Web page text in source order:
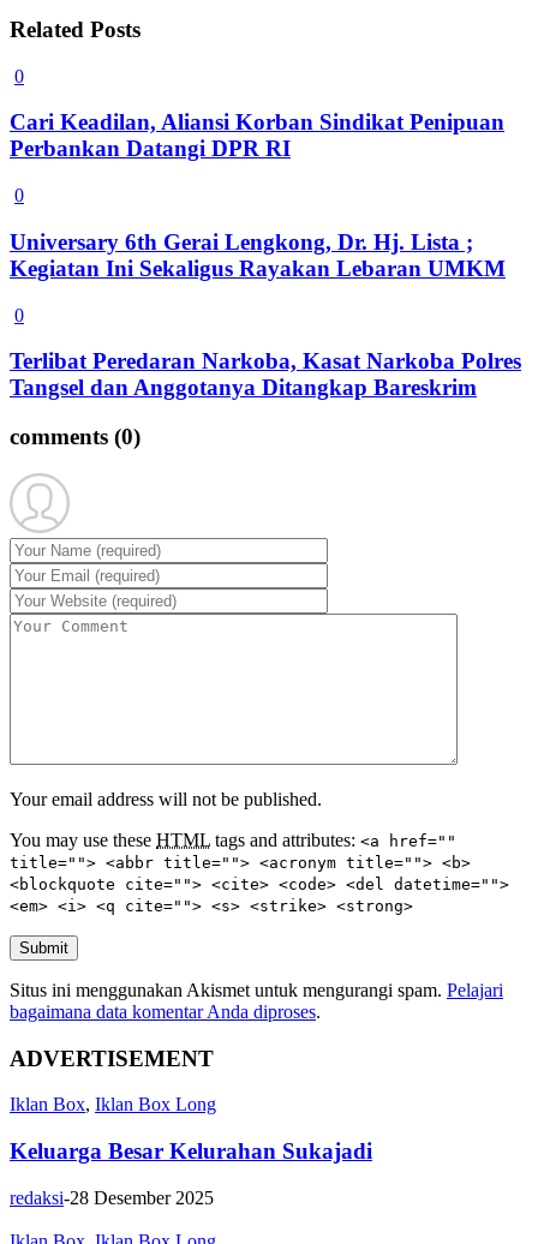
Related Posts
0
Cari Keadilan, Aliansi Korban Sindikat Penipuan
Perbankan Datangi DPR RI
0
Universary 6th Gerai Lengkong, Dr. Hj. Lista ;
Kegiatan Ini Sekaligus Rayakan Lebaran UMKM
0
Terlibat Peredaran Narkoba, Kasat Narkoba Polres
Tangsel dan Anggotanya Ditangkap Bareskrim
comments (0)
Your email address will not be published.
You may use these HTML tags and attributes: <a href=""
title=""> <abbr title=""> <acronym title=""> <b>
<blockquote cite=""> <cite> <code> <del datetime="">
<em> <i> <q cite=""> <s> <strike> <strong>
Submit
Situs ini menggunakan Akismet untuk mengurangi spam. Pelajari
bagaimana data komentar Anda diproses.
ADVERTISEMENT
Iklan Box, Iklan Box Long
Keluarga Besar Kelurahan Sukajadi
redaksi-28 Desember 2025